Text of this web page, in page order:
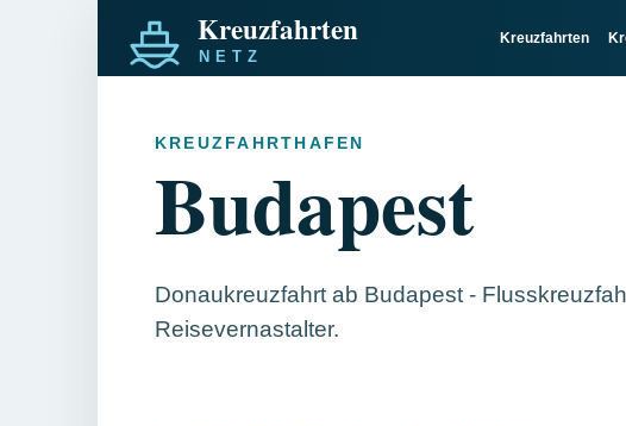
Kreuzfahrten
KREUZFAHRTHAFEN
Budapest
Donaukreuzfahrt ab Budapest -
Reisevernastalter.